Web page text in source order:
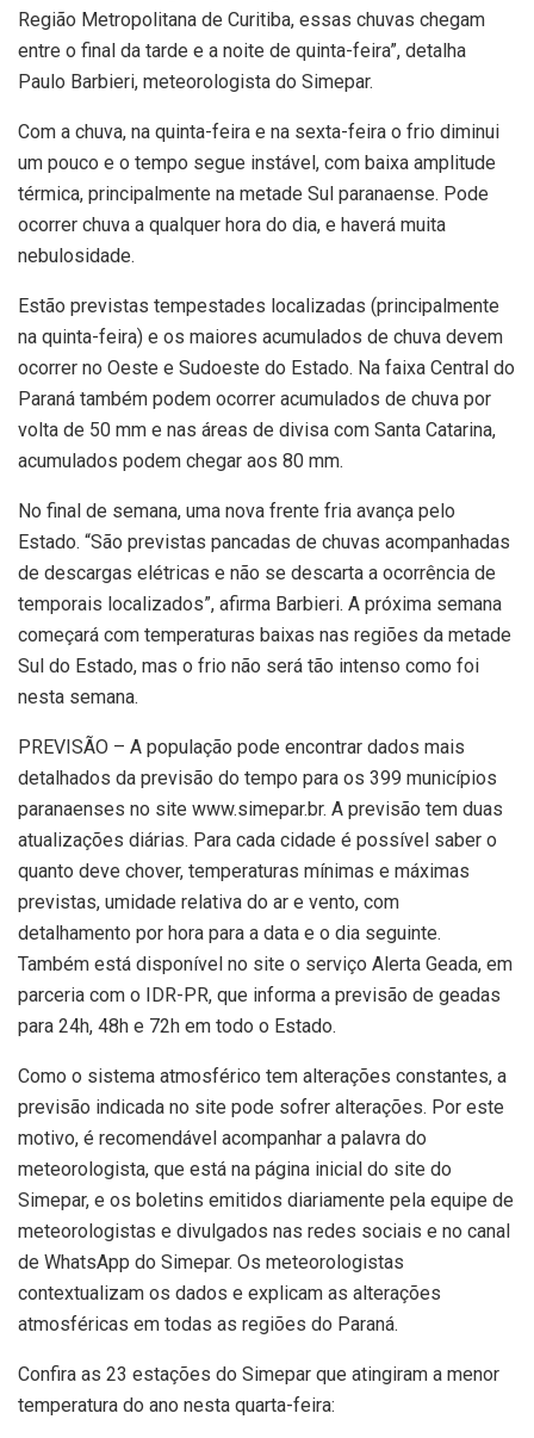
Região Metropolitana de Curitiba, essas chuvas chegam
entre o final da tarde e a noite de quinta-feira”, detalha
Paulo Barbieri, meteorologista do Simepar.
Com a chuva, na quinta-feira e na sexta-feira o frio diminui
um pouco e o tempo segue instável, com baixa amplitude
térmica, principalmente na metade Sul paranaense. Pode
ocorrer chuva a qualquer hora do dia, e haverá muita
nebulosidade.
Estão previstas tempestades localizadas (principalmente
na quinta-feira) e os maiores acumulados de chuva devem
ocorrer no Oeste e Sudoeste do Estado. Na faixa Central do
Paraná também podem ocorrer acumulados de chuva por
volta de 50 mm e nas áreas de divisa com Santa Catarina,
acumulados podem chegar aos 80 mm.
No final de semana, uma nova frente fria avança pelo
Estado. “São previstas pancadas de chuvas acompanhadas
de descargas elétricas e não se descarta a ocorrência de
temporais localizados”, afirma Barbieri. A próxima semana
começará com temperaturas baixas nas regiões da metade
Sul do Estado, mas o frio não será tão intenso como foi
nesta semana.
PREVISÃO – A população pode encontrar dados mais
detalhados da previsão do tempo para os 399 municípios
paranaenses no site www.simepar.br. A previsão tem duas
atualizações diárias. Para cada cidade é possível saber o
quanto deve chover, temperaturas mínimas e máximas
previstas, umidade relativa do ar e vento, com
detalhamento por hora para a data e o dia seguinte.
Também está disponível no site o serviço Alerta Geada, em
parceria com o IDR-PR, que informa a previsão de geadas
para 24h, 48h e 72h em todo o Estado.
Como o sistema atmosférico tem alterações constantes, a
previsão indicada no site pode sofrer alterações. Por este
motivo, é recomendável acompanhar a palavra do
meteorologista, que está na página inicial do site do
Simepar, e os boletins emitidos diariamente pela equipe de
meteorologistas e divulgados nas redes sociais e no canal
de WhatsApp do Simepar. Os meteorologistas
contextualizam os dados e explicam as alterações
atmosféricas em todas as regiões do Paraná.
Confira as 23 estações do Simepar que atingiram a menor
temperatura do ano nesta quarta-feira: